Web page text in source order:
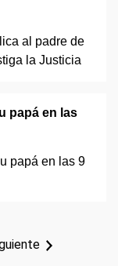
papá en las